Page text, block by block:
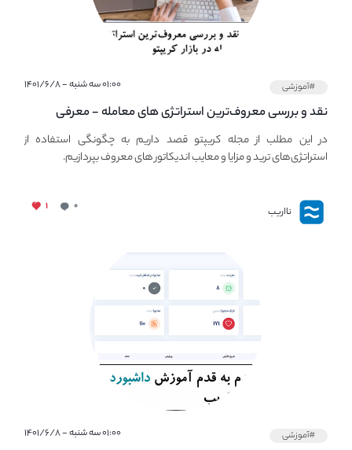
#آموزشی ۰۱:۰۰ سه شنبه - ۱۴۰۱/۶/۸
نقد و بررسی معروف‌ترین استراتژی های معامله - معرفی
استراتژی های مهم ترید در بازار کریپتو
در این مطلب از مجله کریپتو قصد داریم به چگونگی استفاده از
استراتژی‌های ترید و مزایا و معایب اندیکاتور های معروف بپردازیم.
نااریب ۰ ۱
#آموزشی ۰۱:۰۰ سه شنبه - ۱۴۰۱/۶/۸